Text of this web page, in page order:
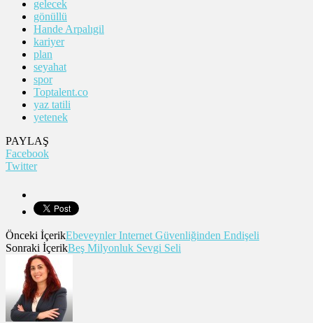
gelecek
gönüllü
Hande Arpalıgil
kariyer
plan
seyahat
spor
Toptalent.co
yaz tatili
yetenek
PAYLAŞ
Facebook
Twitter
Önceki İçerikEbeveynler Internet Güvenliğinden Endişeli
Sonraki İçerikBeş Milyonluk Sevgi Seli